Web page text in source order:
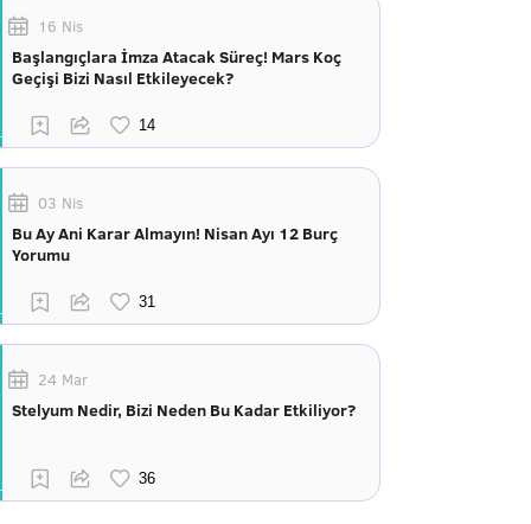
16 Nis
Başlangıçlara İmza Atacak Süreç! Mars Koç
Geçişi Bizi Nasıl Etkileyecek?
03 Nis
Bu Ay Ani Karar Almayın! Nisan Ayı 12 Burç
Yorumu
24 Mar
Stelyum Nedir, Bizi Neden Bu Kadar Etkiliyor?